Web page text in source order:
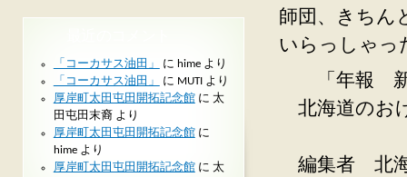
師団、きちん
いらっしゃっ
「年報 新
北海道のお
編集者 北海
「コーカサス油田」 に himeより
「コーカサス油田」
に MUTIより
厚岸町太田屯田開拓記念館に 太
田屯田末裔 より
厚岸町太田屯田開拓記念館に
himeより
厚岸町太田屯田開拓記念館に 太